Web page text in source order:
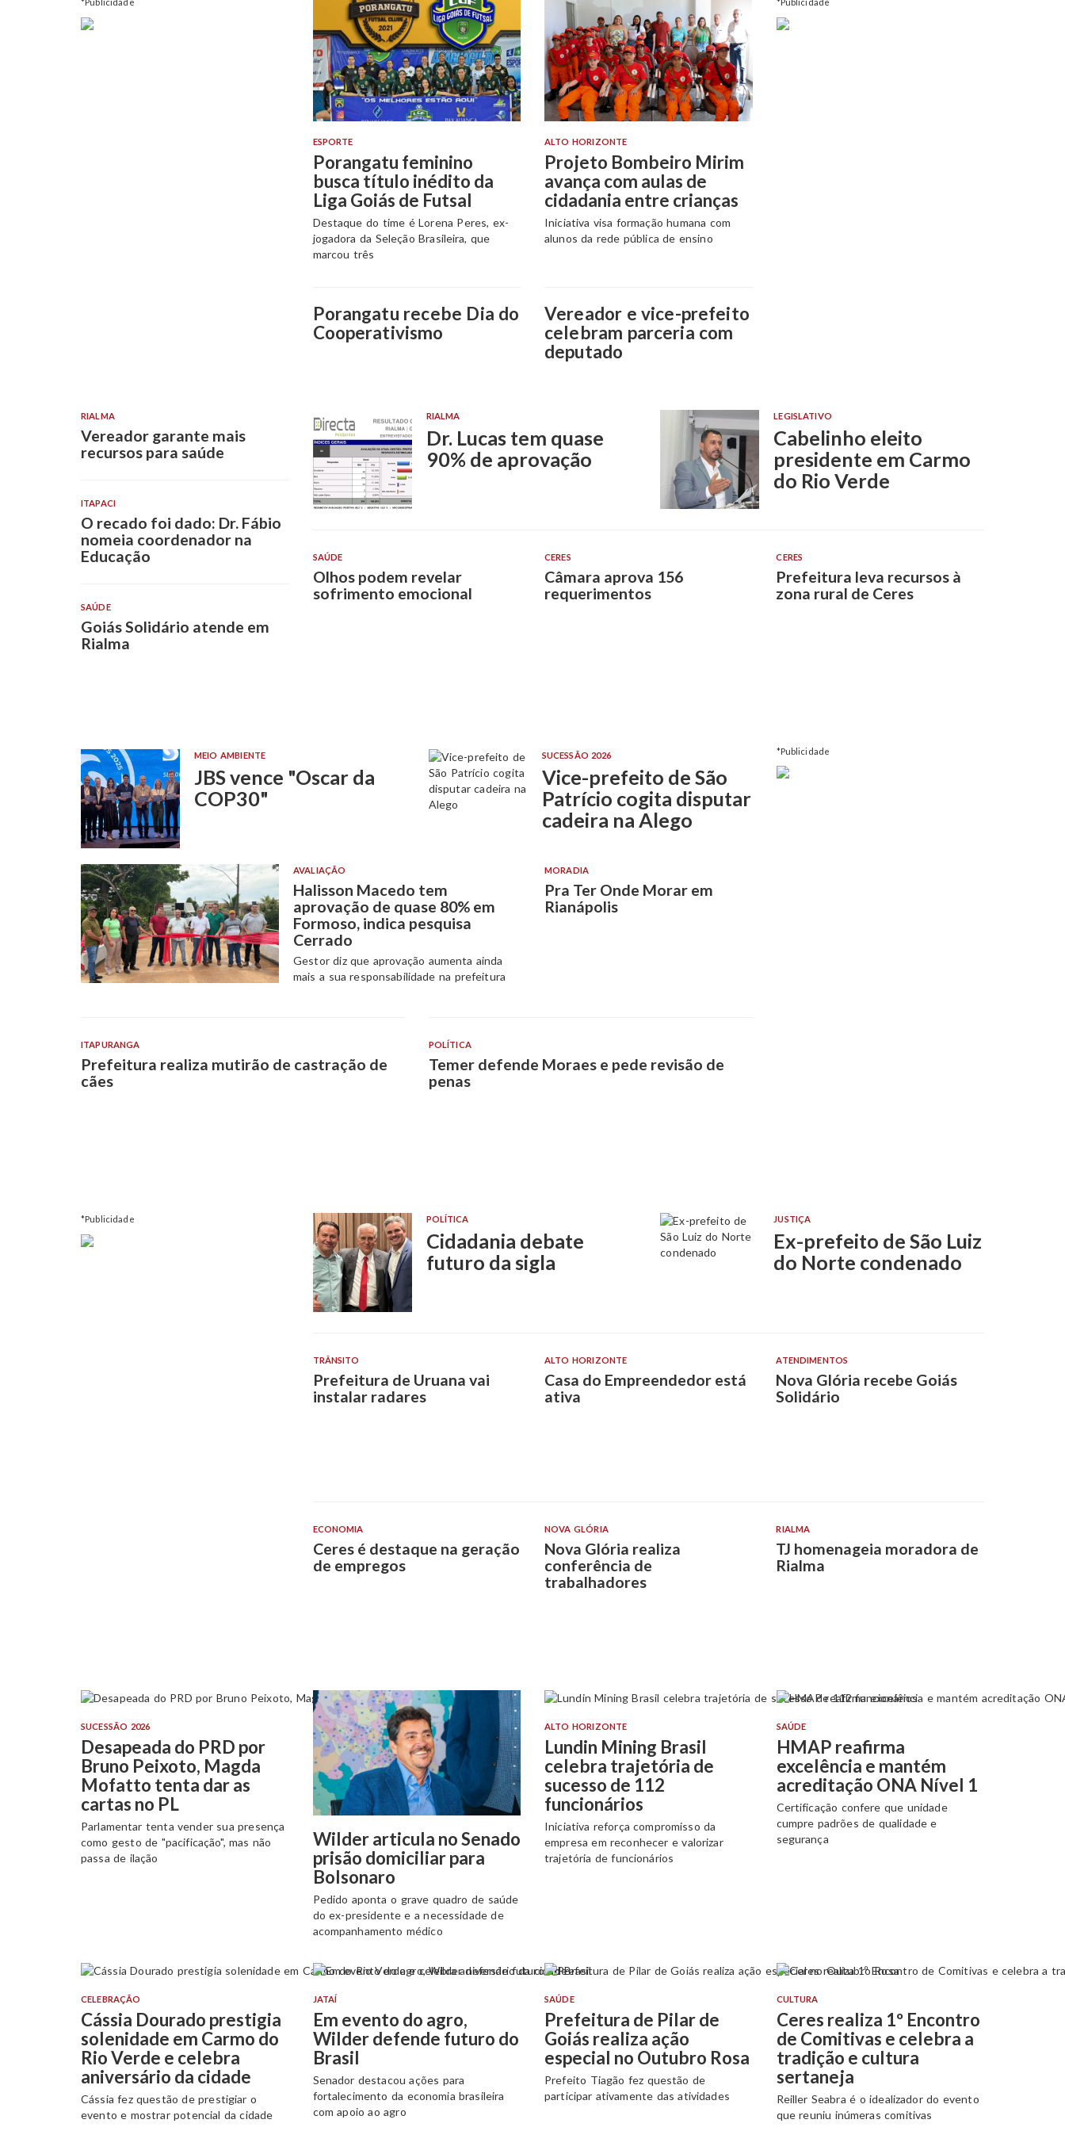
ESPORTE
Porangatu feminino
busca título inédito da
Liga Goiás de Futsal
Destaque do time é Lorena Peres, ex-
jogadora da Seleção Brasileira, que
marcou três
ALTO HORIZONTE
Projeto Bombeiro Mirim
avança com aulas de
cidadania entre crianças
Iniciativa visa formação humana com
alunos da rede pública de ensino
Porangatu recebe Dia do
Cooperativismo
Vereador e vice-prefeito
celebram parceria com
deputado
RIALMA
Vereador garante mais
recursos para saúde
ITAPACI
O recado foi dado: Dr. Fábio
nomeia coordenador na
Educação
SAÚDE
Goiás Solidário atende em
Rialma
RIALMA
Dr. Lucas tem quase
90% de aprovação
LEGISLATIVO
Cabelinho eleito
presidente em Carmo
do Rio Verde
SAÚDE
Olhos podem revelar
sofrimento emocional
CERES
Câmara aprova 156
requerimentos
CERES
Prefeitura leva recursos à
zona rural de Ceres
MEIO AMBIENTE
JBS vence "Oscar da
COP30"
SUCESSÃO 2026
Vice-prefeito de São
Patrício cogita disputar
cadeira na Alego
AVALIAÇÃO
Halisson Macedo tem
aprovação de quase 80% em
Formoso, indica pesquisa
Cerrado
Gestor diz que aprovação aumenta ainda
mais a sua responsabilidade na prefeitura
MORADIA
Pra Ter Onde Morar em
Rianápolis
ITAPURANGA
Prefeitura realiza mutirão de castração de
cães
POLÍTICA
Temer defende Moraes e pede revisão de
penas
*Publicidade
*Publicidade POLÍTICA
Cidadania debate
futuro da sigla
JUSTIÇA
Ex-prefeito de São Luiz
do Norte condenado
TRÂNSITO
Prefeitura de Uruana vai
instalar radares
ALTO HORIZONTE
Casa do Empreendedor está
ativa
ATENDIMENTOS
Nova Glória recebe Goiás
Solidário
ECONOMIA
Ceres é destaque na geração
de empregos
NOVA GLÓRIA
Nova Glória realiza
conferência de
trabalhadores
RIALMA
TJ homenageia moradora de
Rialma
SUCESSÃO 2026
Desapeada do PRD por
Bruno Peixoto, Magda
Mofatto tenta dar as
cartas no PL
Parlamentar tenta vender sua presença
como gesto de "pacificação", mas não
passa de ilação
Wilder articula no Senado
prisão domiciliar para
Bolsonaro
Pedido aponta o grave quadro de saúde
do ex-presidente e a necessidade de
acompanhamento médico
ALTO HORIZONTE
Lundin Mining Brasil
celebra trajetória de
sucesso de 112
funcionários
Iniciativa reforça compromisso da
empresa em reconhecer e valorizar
trajetória de funcionários
SAÚDE
HMAP reafirma
excelência e mantém
acreditação ONA Nível 1
Certificação confere que unidade
cumpre padrões de qualidade e
segurança
CELEBRAÇÃO
Cássia Dourado prestigia
solenidade em Carmo do
Rio Verde e celebra
aniversário da cidade
Cássia fez questão de prestigiar o
evento e mostrar potencial da cidade
JATAÍ
Em evento do agro,
Wilder defende futuro do
Brasil
Senador destacou ações para
fortalecimento da economia brasileira
com apoio ao agro
SAÚDE
Prefeitura de Pilar de
Goiás realiza ação
especial no Outubro Rosa
Prefeito Tiagão fez questão de
participar ativamente das atividades
CULTURA
Ceres realiza 1º Encontro
de Comitivas e celebra a
tradição e cultura
sertaneja
Reiller Seabra é o idealizador do evento
que reuniu inúmeras comitivas